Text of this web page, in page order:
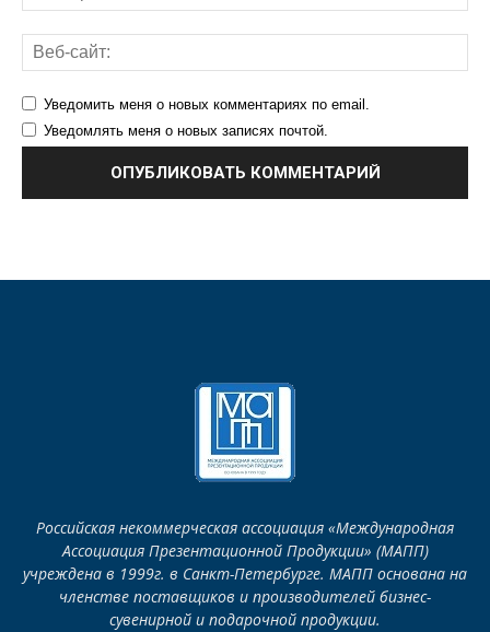
Уведомить меня о новых комментариях по email.
Уведомлять меня о новых записях почтой.
Российская некоммерческая ассоциация «Международная
Ассоциация Презентационной Продукции» (МАПП)
учреждена в 1999г. в Санкт-Петербурге. МАПП основана на
членстве поставщиков и производителей бизнес-
сувенирной и подарочной продукции.